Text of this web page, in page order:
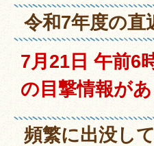
令和7年度の直
7月21日 午前6
の目撃情報があ
頻繁に出没し